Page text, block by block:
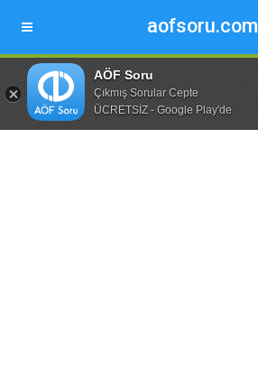
aofsoru.com
AÖF Soru
Çıkmış Sorular Cepte
ÜCRETSİZ - Google Play'de